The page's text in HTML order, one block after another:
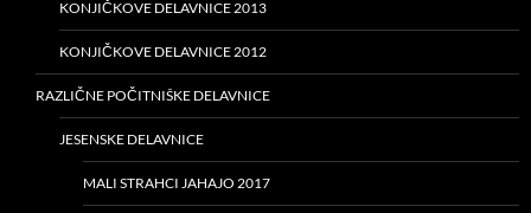
KONJIČKOVE DELAVNICE 2013
KONJIČKOVE DELAVNICE 2012
RAZLIČNE POČITNIŠKE DELAVNICE
JESENSKE DELAVNICE
MALI STRAHCI JAHAJO 2017